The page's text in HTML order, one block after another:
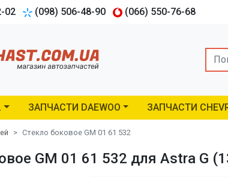
02 (098) 506-48-90 (066) 550-76-68
Search
ЗАПЧАСТИ DAEWOO ЗАПЧАСТИ
Стекло боковое GM 01 61 532
GM 01 61 532 для Astra G